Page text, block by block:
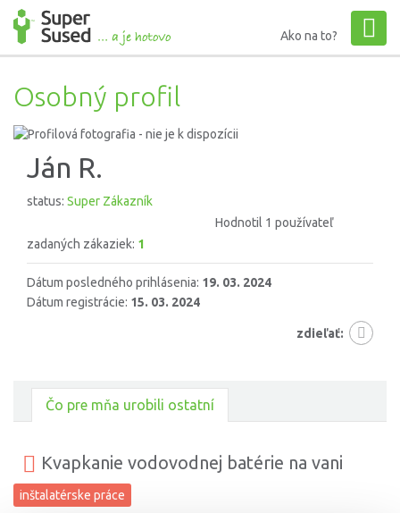
Ako na to?
Osobný profil
Ján R.
status: Super Zákazník
Hodnotil 1 používateľ
zadaných zákaziek: 1
Dátum posledného prihlásenia: 19. 03. 2024
Dátum registrácie: 15. 03. 2024
zdieľať:
Čo pre mňa urobili ostatní
Kvapkanie vodovodnej batérie na vani
inštalatérske práce